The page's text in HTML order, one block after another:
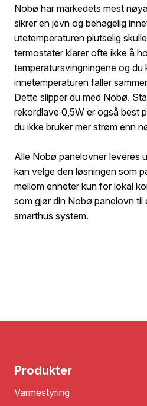
Nobø har markedets mest
sikrer en jevn og behagelig
utetemperaturen plutselig
termostater klarer ofte ikke å
temperatursvingningene og du
innetemperaturen faller
Dette slipper du med Nobø.
rekordlave 0,5W er også best
du ikke bruker mer strøm enn
Alle Nobø panelovner leveres
kan velge den løsningen som
mellom enheter kun for lokal
som gjør din Nobø panelovn til
smarthus system.
Produkter
Varmestyring